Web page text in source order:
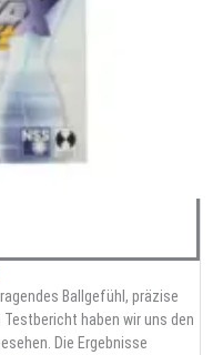
Ballgefühl, präzise
haben wir uns den
Die Ergebnisse